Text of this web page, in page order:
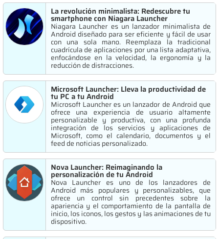
La revolución minimalista: Redescubre tu
smartphone con Niagara Launcher
Niagara Launcher es un lanzador minimalista de
Android diseñado para ser eficiente y fácil de usar
con una sola mano. Reemplaza la tradicional
cuadrícula de aplicaciones por una lista adaptativa,
enfocándose en la velocidad, la ergonomía y la
reducción de distracciones.
Microsoft Launcher: Lleva la productividad de
tu PC a tu Android
Microsoft Launcher es un lanzador de Android que
ofrece una experiencia de usuario altamente
personalizable y productiva, con una profunda
integración de los servicios y aplicaciones de
Microsoft, como el calendario, documentos y el
feed de noticias personalizado.
Nova Launcher: Reimaginando la
personalización de tu Android
Nova Launcher es uno de los lanzadores de
Android más populares y personalizables, que
ofrece un control sin precedentes sobre la
apariencia y el comportamiento de la pantalla de
inicio, los iconos, los gestos y las animaciones de tu
dispositivo.